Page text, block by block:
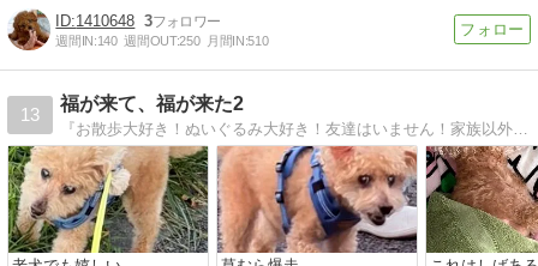
1410648 3
週間IN:140 週間OUT:250 月間IN:510
13
福が来て、福が来た2
『お散歩大好き！ぬいぐるみ大好き！友達はいません！家族以外には懐きません！それが俺！』byトイプードル福ちゃん♂